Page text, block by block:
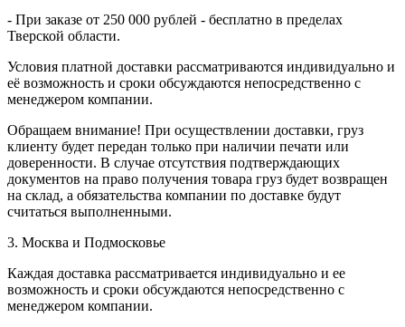
- При заказе от 250 000 рублей - бесплатно в пределах
Тверской области.
Условия платной доставки рассматриваются индивидуально и
её возможность и сроки обсуждаются непосредственно с
менеджером компании.
Обращаем внимание! При осуществлении доставки, груз
клиенту будет передан только при наличии печати или
доверенности. В случае отсутствия подтверждающих
документов на право получения товара груз будет возвращен
на склад, а обязательства компании по доставке будут
считаться выполненными.
3. Москва и Подмосковье
Каждая доставка рассматривается индивидуально и ее
возможность и сроки обсуждаются непосредственно с
менеджером компании.